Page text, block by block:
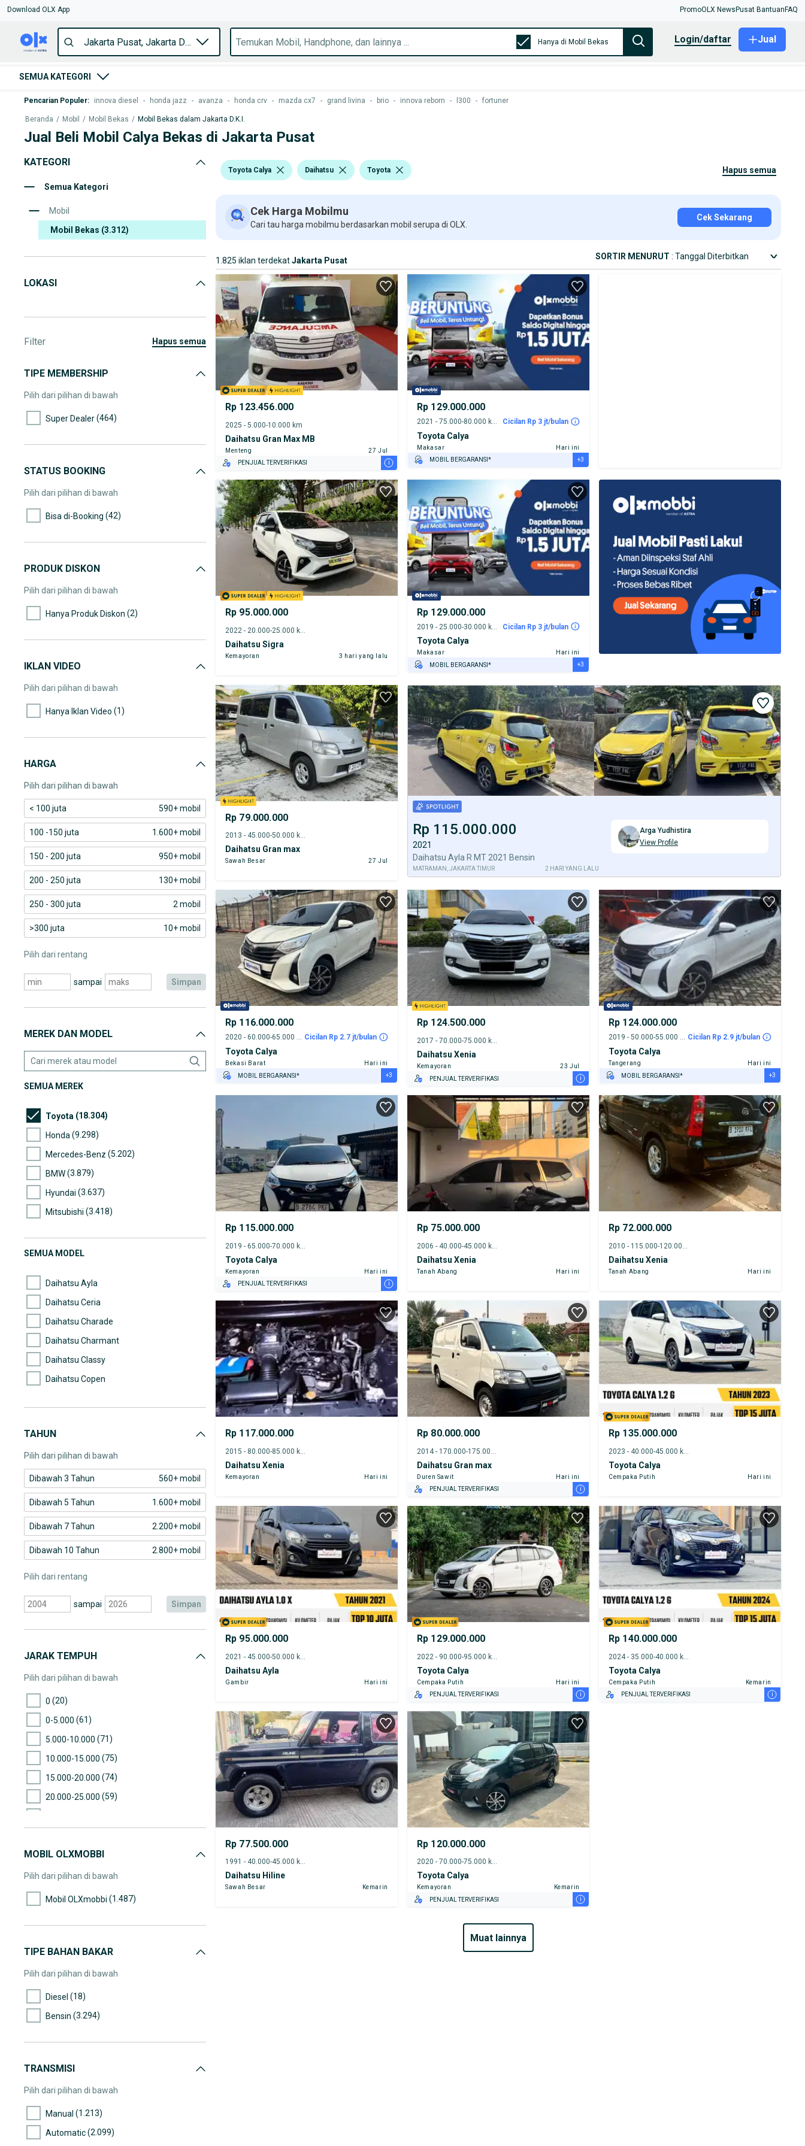
Download OLX App PromoOLX News Pusat Bantuan FAQ
Hanya di Mobil Bekas login/daftar Jual
SEMUA KATEGORI
Pencarian Populer: innova diesel - honda jazz - avanza - honda crv - mazda cx7 - grand livina - brio - innova reborn - l300 - fortuner
Beranda / Mobil / Mobil Bekas / Mobil Bekas dalam Jakarta D.K.I.
Jual Beli Mobil Calya Bekas di Jakarta Pusat
KATEGORI
Semua Kategori
Mobil
Mobil Bekas (3.312)
LOKASI
Filter hapus semua
TIPE MEMBERSHIP
Pilih dari pilihan di bawah
Super Dealer(464)
STATUS BOOKING
Pilih dari pilihan di bawah
Bisa di-Booking (42)
PRODUK DISKON
Pilih dari pilihan di bawah
Hanya Produk Diskon (2)
IKLAN VIDEO
Pilih dari pilihan di bawah
Hanya Iklan Video (1)
HARGA
Pilih dari pilihan di bawah
< 100 juta 590+ mobil
100 -150 juta 1.600+ mobil
150 - 200 juta 950+ mobil
200 - 250 juta 130+ mobil
250 - 300 juta 2 mobil
>300 juta 10+ mobil
Pilih dari rentang
sampai simpan
MEREK DAN MODEL
SEMUA MEREK
Toyota (18.304)
Honda (9.298)
Mercedes-Benz (5.202)
BMW(3.879)
Hyundai (3.637)
Mitsubishi (3.418)
Suzuki(2.691)
SEMUA MODEL
Daihatsu Ayla
Daihatsu Ceria
Daihatsu Charade
Daihatsu Charmant
Daihatsu Classy
Daihatsu Copen
Daihatsu Gran max
TAHUN
Pilih dari pilihan di bawah
Dibawah 3 Tahun 560+ mobil
Dibawah 5 Tahun 1.600+ mobil
Dibawah 7 Tahun 2.200+ mobil
Dibawah 10 Tahun 2.800+ mobil
Pilih dari rentang
sampai simpan
JARAK TEMPUH
Pilih dari pilihan di bawah
0 (20)
0-5.000 (61)
5.000-10.000 (71)
10.000-15.000 (75)
15.000-20.000 (74)
20.000-25.000 (59)
35.000-40.000
40.000-45.000(152)
60.000-65.000(158)
65.000-70.000 (163)
(167)
90.000-95.000
MOBIL OLXMOBBI
Pilih dari pilihan di bawah
Mobil OLXmobbi (1.487)
TIPE BAHAN BAKAR
Pilih dari pilihan di bawah
Diesel (18)
Bensin (3.294)
TRANSMISI
Pilih dari pilihan di bawah
Manual (1.213)
Automatic(2.099)
Toyota Calya Daihatsu Toyota hapus semua
Cek Harga Mobilmu
Cari tau harga mobilmu berdasarkan mobil serupa di OLX.
Cek Sekarang
1.825 iklan terdekatJakarta Pusat SORTIR MENURUT : Tanggal Diterbitkan
Rp 123.456.000
2025 - 5.000-10.000 km
Daihatsu Gran Max MB
Menteng
27 Jul
PENJUAL TERVERIFIKASI
i
Rp 129.000.000
2021 - 75.000-80.000 km Cicilan Rp 3 jt/bulan
Toyota Calya
Makasar
Hari ini
MOBIL BERGARANSI*
GRATIS BIAYA JASA PERAWATAN*
+3
Rp 95.000.000
Daihatsu Sigra
Kemayoran 3 hari yang lalu
Rp 129.000.000
2019 - 25.000-30.000 km Cicilan Rp 3 jt/bulan
Toyota Calya
Makasar
Hari ini
MOBIL BERGARANSI*
TEST DRIVE DARI RUMAH
GRATIS BIAYA JASA PERAWATAN*
+3
Rp 79.000.000
2013 - 45.000-50.000 km
Daihatsu Gran max
Sawah Besar 27 Jul
Rp 115.000.000
2021
Daihatsu Ayla R MT 2021 Bensin
MATRAMAN, JAKARTA TIMUR 2 HARI YANG LALU
Arga Yudhistira
View Profile
Rp 116.000.000
2020 - 60.000-65.000 km Cicilan Rp 2.7 jt/bulan
Toyota Calya
Bekasi Barat
Hari ini
MOBIL BERGARANSI*
+3
Rp 124.500.000
2017 - 70.000-75.000 km
Daihatsu Xenia
Kemayoran
23 Jul
PENJUAL TERVERIFIKASI
i
Rp 124.000.000
2019 - 50.000-55.000 km Cicilan Rp 2.9 jt/bulan
Toyota Calya
Tangerang
Hari ini
MOBIL BERGARANSI*
TEST DRIVE DARI RUMAH
GRATIS BIAYA JASA PERAWATAN*
+3
Rp 115.000.000
2019 - 65.000-70.000 km
Toyota Calya
Kemayoran
Hari ini
PENJUAL TERVERIFIKASI
i
Rp 75.000.000
2006 - 40.000-45.000 km
Daihatsu Xenia
Tanah Abang Hari ini
Rp 72.000.000
2010 - 115.000-120.000 km
Daihatsu Xenia
Tanah Abang Hari ini
Rp 117.000.000
Daihatsu Xenia
Kemayoran Hari ini
Rp 80.000.000
Daihatsu Gran max
Duren Sawit
Hari ini
PENJUAL TERVERIFIKASI
i
Rp 135.000.000
2023 - 40.000-45.000 km
Toyota Calya
Cempaka Putih Hari ini
Rp 95.000.000
Daihatsu Ayla
Gambir Hari ini
Rp 129.000.000
2022 - 90.000-95.000 km
Toyota Calya
Cempaka Putih
Hari ini
PENJUAL TERVERIFIKASI
i
Rp 140.000.000
2024 - 35.000-40.000 km
Toyota Calya
Cempaka Putih
Kemarin
PENJUAL TERVERIFIKASI
i
Rp 77.500.000
1991 - 40.000-45.000 km
Daihatsu Hiline
Sawah Besar Kemarin
Rp 120.000.000
2020 - 70.000-75.000 km
Toyota Calya
Kemayoran
Kemarin
PENJUAL TERVERIFIKASI
i
muat lainnya